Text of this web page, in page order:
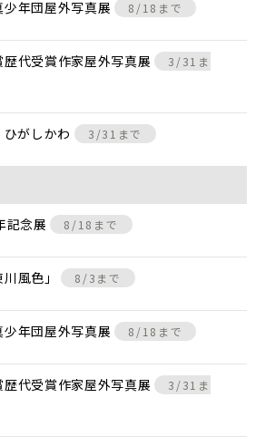
少年団屋外写真展 8/18まで
歴代受賞作家屋外写真展
3/31ま
がしかわ 3/31まで
記念展 8/18まで
川風色」 8/3まで
少年団屋外写真展 8/18まで
歴代受賞作家屋外写真展
3/31ま